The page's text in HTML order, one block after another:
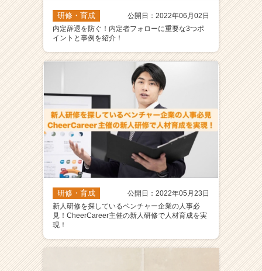
研修・育成
公開日：2022年06月02日
内定辞退を防ぐ！内定者フォローに重要な3つポ
イントと事例を紹介！
研修・育成
公開日：2022年05月23日
新人研修を探しているベンチャー企業の人事必
見！CheerCareer主催の新人研修で人材育成を実
現！